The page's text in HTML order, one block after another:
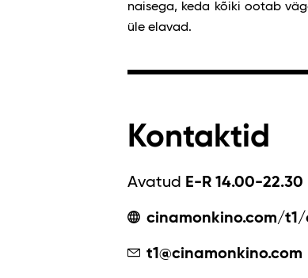
naisega, keda kõiki ootab
üle elavad.
Kontaktid
Avatud E-R 14.00-22.30
cinamonkino.com/t1/
t1@cinamonkino.com